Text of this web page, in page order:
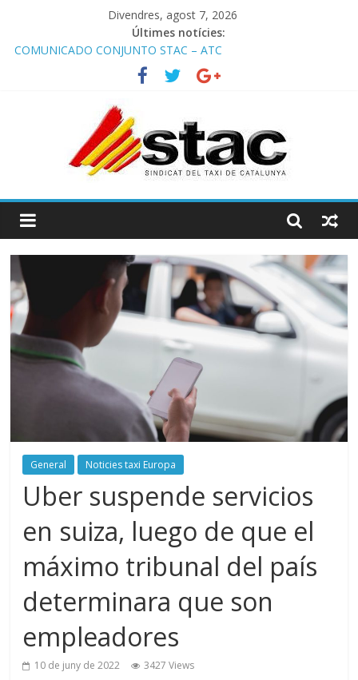
Divendres, agost 7, 2026
Últimes notícies:
COMUNICADO CONJUNTO STAC – ATC
Comunicado STAC/ ATC de la reunión con los Mossos d
‘Esquadra del aeropuerto de Barcelona.
Programa de Radio TAXI LIBRE 29.07.2026 en COOLTURA FM.
STAC/ATC SOLICITAN TAULA TÈCNICA PARA MEJORAR LA
OPERATIVA DE ENTRADA EN EL PUERTO DE BARCELONA.
Programa de Radio TAXI LIBRE 22.07.2026 en COOLTURA FM.
General Noticies taxi Europa
Uber suspende servicios
en suiza, luego de que el
máximo tribunal del país
determinara que son
empleadores
10 de juny de 2022 3427 Views